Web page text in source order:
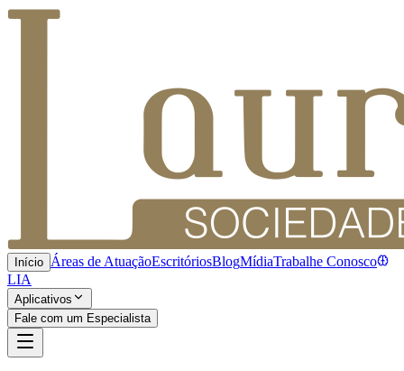
Início Áreas de AtuaçãoEscritóriosBlogMídiaTrabalhe Conosco
LIA
Aplicativos
Fale com um Especialista